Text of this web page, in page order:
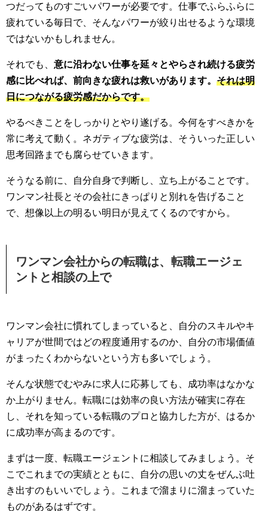
つだってものすごいパワーが必要です。仕事でふらふらに
疲れている毎日で、そんなパワーが絞り出せるような環境
ではないかもしれません。
それでも、 意に沿わない仕事を延々とやらされ続ける疲労
感に比べれば、前向きな疲れは救いがあります。 それは明
日につながる疲労感だからです。
やるべきことをしっかりとやり遂げる。今何をすべきかを
常に考えて動く。ネガティブな疲労は、そういった正しい
思考回路までも腐らせていきます。
そうなる前に、自分自身で判断し、立ち上がることです。
ワンマン社長とその会社にきっぱりと別れを告げること
で、想像以上の明るい明日が見えてくるのですから。
ワンマン会社からの転職は、転職エージェ
ントと相談の上で
ワンマン会社に慣れてしまっていると、自分のスキルやキ
ャリアが世間ではどの程度通用するのか、自分の市場価値
がまったくわからないという方も多いでしょう。
そんな状態でむやみに求人に応募しても、成功率はなかな
か上がりません。転職には効率の良い方法が確実に存在
し、それを知っている転職のプロと協力した方が、はるか
に成功率が高まるのです。
まずは一度、転職エージェントに相談してみましょう。そ
こでこれまでの実績とともに、自分の思いの丈をぜんぶ吐
き出すのもいいでしょう。これまで溜まりに溜まっていた
ものがあるはずです。